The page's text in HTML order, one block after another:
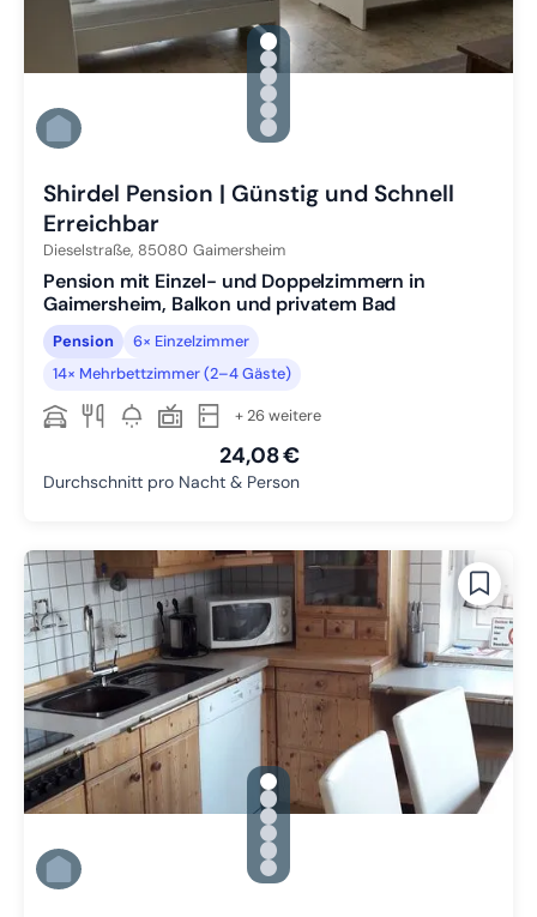
gallery.slide_selector
Zu Slide 1 wechseln
Zu Slide 2 wechseln
Zu Slide 3 wechseln
Zu Slide 4 wechseln
Zu Slide 5 wechseln
Zu Slide 6 wechseln
Shirdel Pension | Günstig und Schnell
Erreichbar
Dieselstraße, 85080 Gaimersheim
Pension mit Einzel- und Doppelzimmern in
Gaimersheim, Balkon und privatem Bad
Pension
6× Einzelzimmer
14× Mehrbettzimmer (2–4 Gäste)
+ 26 weitere
24,08 €
Durchschnitt pro Nacht & Person
gallery.slide_selector
Zu Slide 1 wechseln
Zu Slide 2 wechseln
Zu Slide 3 wechseln
Zu Slide 4 wechseln
Zu Slide 5 wechseln
Zu Slide 6 wechseln